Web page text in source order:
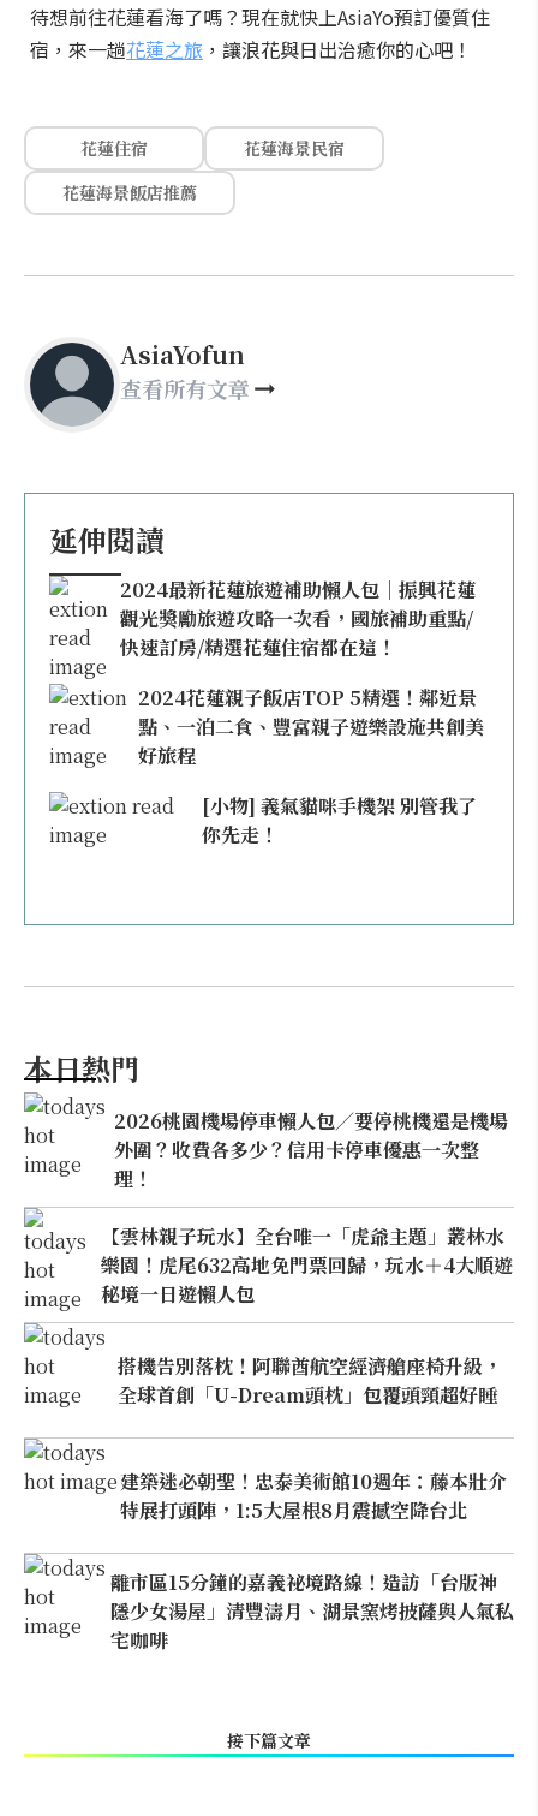
待想前往花蓮看海了嗎？現在就快上AsiaYo預訂優質住
宿，來一趟花蓮之旅 ，讓浪花與日出治癒你的心吧！
花蓮住宿
花蓮海景民宿
花蓮海景飯店推薦
AsiaYofun
查看所有文章
延伸閱讀
2024最新花蓮旅遊補助懶人包｜振興花蓮
觀光獎勵旅遊攻略一次看，國旅補助重點/
快速訂房/精選花蓮住宿都在這！
2024花蓮親子飯店TOP 5精選！鄰近景
點、一泊二食、豐富親子遊樂設施共創美
好旅程
[小物] 義氣貓咪手機架 別管我了
你先走！
本日熱門
2026桃園機場停車懶人包／要停桃機還是機場
外圍？收費各多少？信用卡停車優惠一次整
理！
【雲林親子玩水】全台唯一「虎爺主題」叢林水
樂園！虎尾632高地免門票回歸，玩水＋4大順遊
秘境一日遊懶人包
搭機告別落枕！阿聯酋航空經濟艙座椅升級，
全球首創「U-Dream頭枕」包覆頭頸超好睡
建築迷必朝聖！忠泰美術館10週年：藤本壯介
特展打頭陣，1:5大屋根8月震撼空降台北
離市區15分鐘的嘉義祕境路線！造訪「台版神
隱少女湯屋」清豐濤月、湖景窯烤披薩與人氣私
宅咖啡
接下篇文章